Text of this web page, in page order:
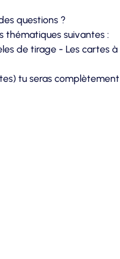
questions ?
thématiques suivantes :
de tirage - Les cartes à
tu seras complètement